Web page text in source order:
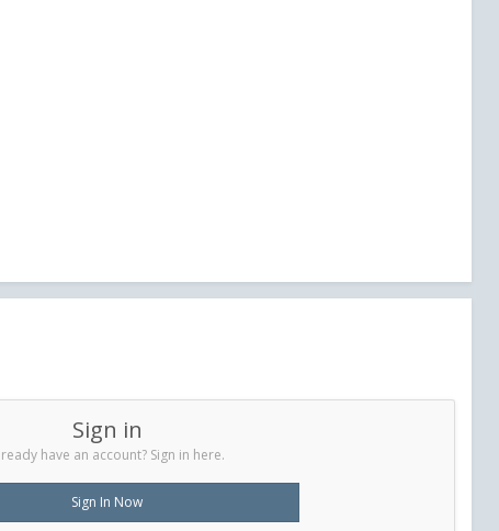
Sign in
have an account? Sign in here.
Sign In Now